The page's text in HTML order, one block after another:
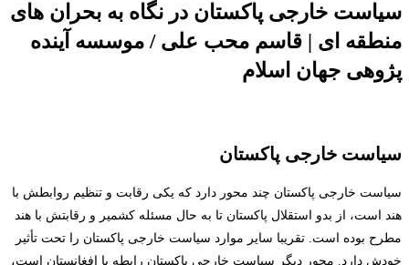
سیاست خارجی پاکستان در نگاه به بحران های
منطقه ای | قاسم محب علی / موسسه آینده
پژوهی جهان اسلام
سیاست خارجی پاکستان
سیاست خارجی پاکستان چند محور دارد که یکی رقابت و تنظیم روابطش با
هند است، از بدو استقلال پاکستان تا به حال مسئله کشمیر و رقابتش با هند
مطرح بوده است. تقریبا سایر موارد سیاست خارجی پاکستان را تحت تأثیر
خودش دارد. محور دیگر سیاست خارجی پاکستان رابطه با افغانستان است،